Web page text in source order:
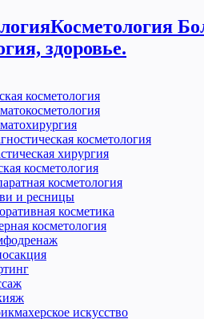
Косметология
здоровье.
косметология
косметология
хирургия
косметология
косметология
и ресницы
косметика
косметология
искусство